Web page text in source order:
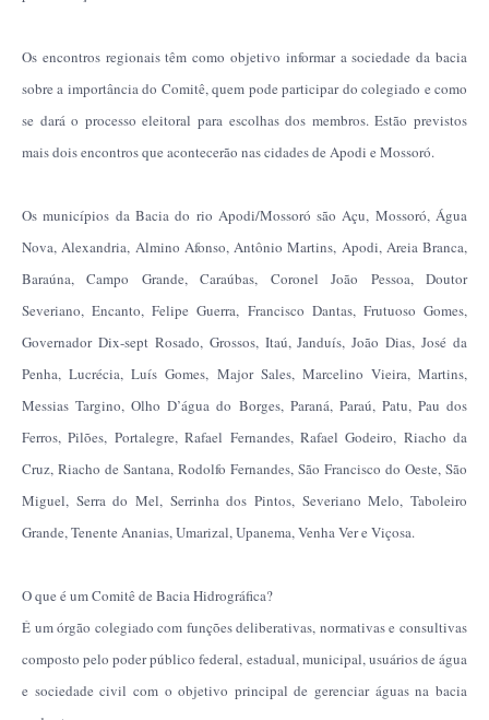
Os encontros regionais têm como objetivo informar a sociedade da bacia
sobre a importância do Comitê, quem pode participar do colegiado e como
se dará o processo eleitoral para escolhas dos membros. Estão previstos
mais dois encontros que acontecerão nas cidades de Apodi e Mossoró.
Os municípios da Bacia do rio Apodi/Mossoró são Açu, Mossoró, Água
Nova, Alexandria, Almino Afonso, Antônio Martins, Apodi, Areia Branca,
Baraúna, Campo Grande, Caraúbas, Coronel João Pessoa, Doutor
Severiano, Encanto, Felipe Guerra, Francisco Dantas, Frutuoso Gomes,
Governador Dix-sept Rosado, Grossos, Itaú, Janduís, João Dias, José da
Penha, Lucrécia, Luís Gomes, Major Sales, Marcelino Vieira, Martins,
Messias Targino, Olho D’água do Borges, Paraná, Paraú, Patu, Pau dos
Ferros, Pilões, Portalegre, Rafael Fernandes, Rafael Godeiro, Riacho da
Cruz, Riacho de Santana, Rodolfo Fernandes, São Francisco do Oeste, São
Miguel, Serra do Mel, Serrinha dos Pintos, Severiano Melo, Taboleiro
Grande, Tenente Ananias, Umarizal, Upanema, Venha Ver e Viçosa.
O que é um Comitê de Bacia Hidrográfica?
É um órgão colegiado com funções deliberativas, normativas e consultivas
composto pelo poder público federal, estadual, municipal, usuários de água
e sociedade civil com o objetivo principal de gerenciar águas na bacia